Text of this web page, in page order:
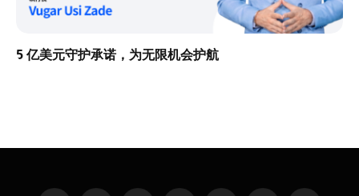
5 亿美元守护承诺，为无限机会护航